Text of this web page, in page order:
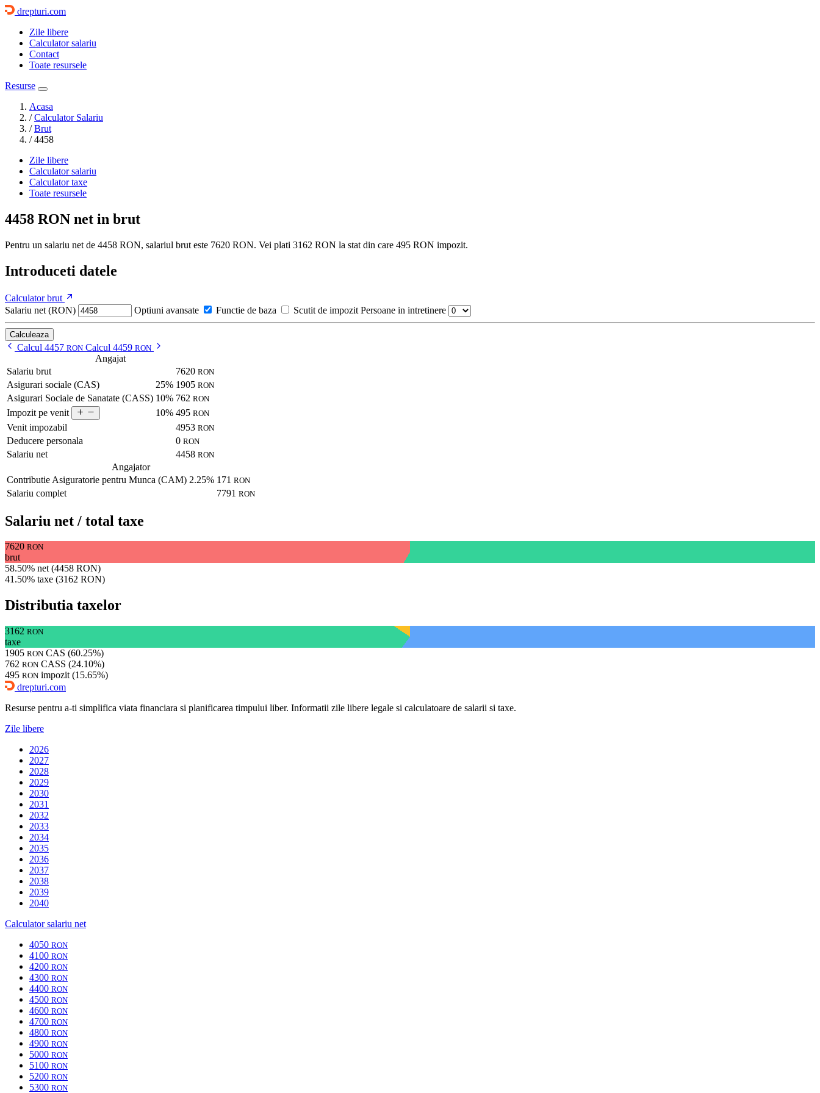
drepturi.com
Zile libere
Calculator salariu
Contact
Toate resursele
Resurse
Acasa
/ Calculator Salariu
/ Brut
/ 4458
Zile libere
Calculator salariu
Calculator taxe
Toate resursele
4458 RON net in brut
Pentru un salariu net de 4458 RON, salariul brut este 7620 RON. Vei plati 3162 RON la stat din care 495 RON impozit.
Introduceti datele
Calculator brut
Salariu net (RON)
Optiuni avansate Functie de baza Scutit de impozit Persoane in intretinere
Calculeaza
Calcul 4457 RON Calcul 4459 RON
Angajat
Salariu brut
7620 RON
Asigurari sociale (CAS) 25% 1905 RON
Asigurari Sociale de Sanatate (CASS) 10% 762 RON
Impozit pe venit 10% 495 RON
Venit impozabil 4953 RON
Deducere personala 0 RON
Salariu net 4458 RON
Angajator
Contributie Asiguratorie pentru Munca (CAM) 2.25% 171 RON
Salariu complet 7791 RON
Salariu net / total taxe
7620 RON
brut
58.50% net (4458 RON)
41.50% taxe (3162 RON)
Distributia taxelor
3162 RON
taxe
1905 RON CAS (60.25%)
762 RON CASS (24.10%)
495 RON impozit (15.65%)
drepturi.com
Resurse pentru a-ti simplifica viata financiara si planificarea timpului liber. Informatii zile libere legale si calculatoare de salarii si taxe.
Zile libere
2026
2027
2028
2029
2030
2031
2032
2033
2034
2035
2036
2037
2038
2039
2040
Calculator salariu net
4050 RON
4100 RON
4200 RON
4300 RON
4400 RON
4500 RON
4600 RON
4700 RON
4800 RON
4900 RON
5000 RON
5100 RON
5200 RON
5300 RON